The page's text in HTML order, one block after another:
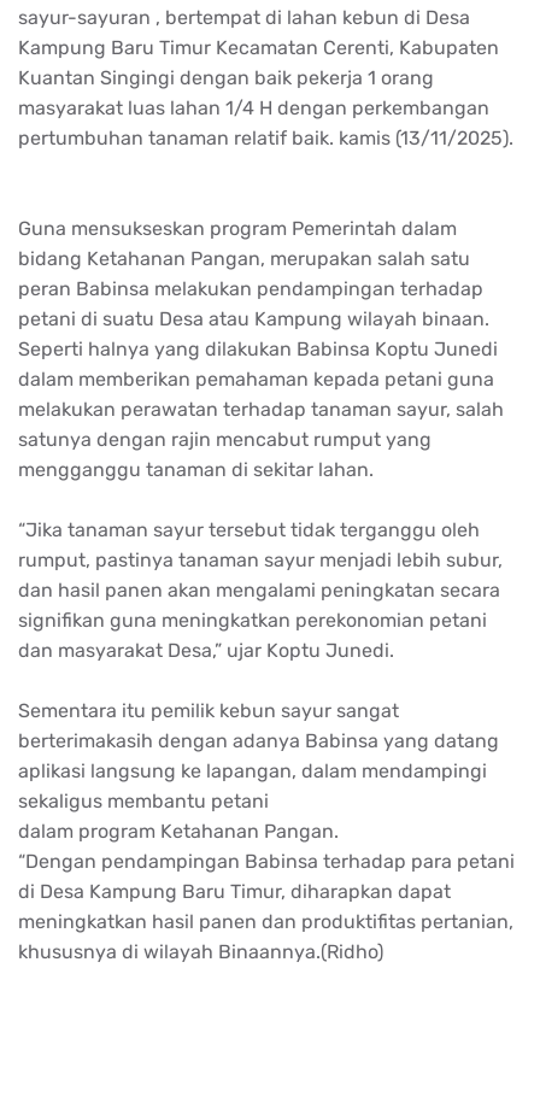
sayur-sayuran , bertempat di lahan kebun di Desa
Kampung Baru Timur Kecamatan Cerenti, Kabupaten
Kuantan Singingi dengan baik pekerja 1 orang
masyarakat luas lahan 1/4 H dengan perkembangan
pertumbuhan tanaman relatif baik. kamis (13/11/2025).
Guna mensukseskan program Pemerintah dalam
bidang Ketahanan Pangan, merupakan salah satu
peran Babinsa melakukan pendampingan terhadap
petani di suatu Desa atau Kampung wilayah binaan.
Seperti halnya yang dilakukan Babinsa Koptu Junedi
dalam memberikan pemahaman kepada petani guna
melakukan perawatan terhadap tanaman sayur, salah
satunya dengan rajin mencabut rumput yang
mengganggu tanaman di sekitar lahan.
“Jika tanaman sayur tersebut tidak terganggu oleh
rumput, pastinya tanaman sayur menjadi lebih subur,
dan hasil panen akan mengalami peningkatan secara
signifikan guna meningkatkan perekonomian petani
dan masyarakat Desa,” ujar Koptu Junedi.
Sementara itu pemilik kebun sayur sangat
berterimakasih dengan adanya Babinsa yang datang
aplikasi langsung ke lapangan, dalam mendampingi
sekaligus membantu petani
dalam program Ketahanan Pangan.
“Dengan pendampingan Babinsa terhadap para petani
di Desa Kampung Baru Timur, diharapkan dapat
meningkatkan hasil panen dan produktifitas pertanian,
khususnya di wilayah Binaannya.(Ridho)